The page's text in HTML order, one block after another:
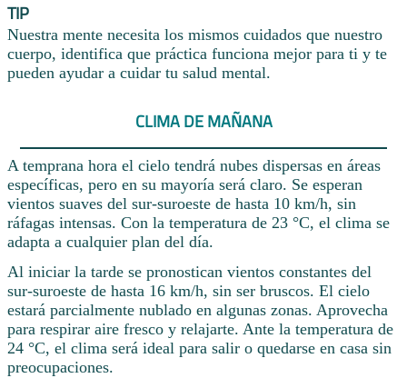
TIP
Nuestra mente necesita los mismos cuidados que nuestro
cuerpo, identifica que práctica funciona mejor para ti y te
pueden ayudar a cuidar tu salud mental.
CLIMA DE MAÑANA
A temprana hora el cielo tendrá nubes dispersas en áreas
específicas, pero en su mayoría será claro. Se esperan
vientos suaves del sur-suroeste de hasta 10 km/h, sin
ráfagas intensas. Con la temperatura de 23 °C, el clima se
adapta a cualquier plan del día.
Al iniciar la tarde se pronostican vientos constantes del
sur-suroeste de hasta 16 km/h, sin ser bruscos. El cielo
estará parcialmente nublado en algunas zonas. Aprovecha
para respirar aire fresco y relajarte. Ante la temperatura de
24 °C, el clima será ideal para salir o quedarse en casa sin
preocupaciones.